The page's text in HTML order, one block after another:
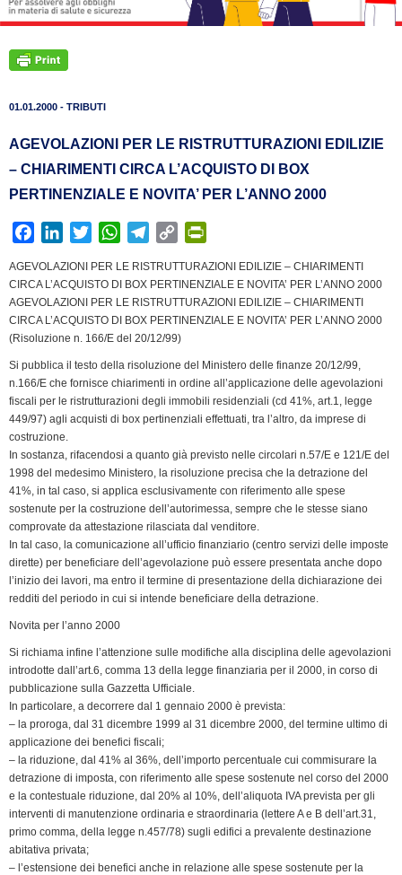
01.01.2000 - TRIBUTI
AGEVOLAZIONI PER LE RISTRUTTURAZIONI EDILIZIE
– CHIARIMENTI CIRCA L’ACQUISTO DI BOX
PERTINENZIALE E NOVITA’ PER L’ANNO 2000
c
e
b
o
o
k
n
k
e
d
n
i
t
t
e
r
W
a
t
s
A
p
p
e
g
r
a
m
C
p
y
L
i
n
k
i
n
t
r
i
e
n
d
l
y
AGEVOLAZIONI PER LE RISTRUTTURAZIONI EDILIZIE – CHIARIMENTI
CIRCA L’ACQUISTO DI BOX PERTINENZIALE E NOVITA’ PER L’ANNO 2000
AGEVOLAZIONI PER LE RISTRUTTURAZIONI EDILIZIE – CHIARIMENTI
CIRCA L’ACQUISTO DI BOX PERTINENZIALE E NOVITA’ PER L’ANNO 2000
(Risoluzione n. 166/E del 20/12/99)
Si pubblica il testo della risoluzione del Ministero delle finanze 20/12/99,
n.166/E che fornisce chiarimenti in ordine all’applicazione delle agevolazioni
fiscali per le ristrutturazioni degli immobili residenziali (cd 41%, art.1, legge
449/97) agli acquisti di box pertinenziali effettuati, tra l’altro, da imprese di
costruzione.
In sostanza, rifacendosi a quanto già previsto nelle circolari n.57/E e 121/E del
1998 del medesimo Ministero, la risoluzione precisa che la detrazione del
41%, in tal caso, si applica esclusivamente con riferimento alle spese
sostenute per la costruzione dell’autorimessa, sempre che le stesse siano
comprovate da attestazione rilasciata dal venditore.
In tal caso, la comunicazione all’ufficio finanziario (centro servizi delle imposte
dirette) per beneficiare dell’agevolazione può essere presentata anche dopo
l’inizio dei lavori, ma entro il termine di presentazione della dichiarazione dei
redditi del periodo in cui si intende beneficiare della detrazione.
Novita per l’anno 2000
Si richiama infine l’attenzione sulle modifiche alla disciplina delle agevolazioni
introdotte dall’art.6, comma 13 della legge finanziaria per il 2000, in corso di
pubblicazione sulla Gazzetta Ufficiale.
In particolare, a decorrere dal 1 gennaio 2000 è prevista:
– la proroga, dal 31 dicembre 1999 al 31 dicembre 2000, del termine ultimo di
applicazione dei benefici fiscali;
– la riduzione, dal 41% al 36%, dell’importo percentuale cui commisurare la
detrazione di imposta, con riferimento alle spese sostenute nel corso del 2000
e la contestuale riduzione, dal 20% al 10%, dell’aliquota IVA prevista per gli
interventi di manutenzione ordinaria e straordinaria (lettere A e B dell’art.31,
primo comma, della legge n.457/78) sugli edifici a prevalente destinazione
abitativa privata;
– l’estensione dei benefici anche in relazione alle spese sostenute per la